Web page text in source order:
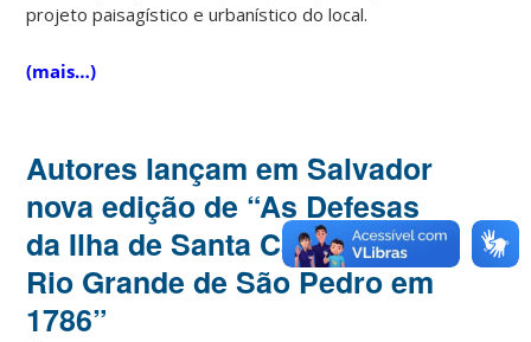
projeto paisagístico e urbanístico do local.
(mais…)
Autores lançam em Salvador
nova edição de “As Defesas
da Ilha de Santa Catarina e do
Rio Grande de São Pedro em
1786”